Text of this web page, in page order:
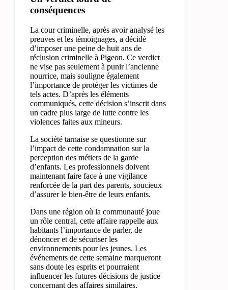
conséquences
La cour criminelle, après avoir analysé les
preuves et les témoignages, a décidé
d’imposer une peine de huit ans de
réclusion criminelle à Pigeon. Ce verdict
ne vise pas seulement à punir l’ancienne
nourrice, mais souligne également
l’importance de protéger les victimes de
tels actes. D’après les éléments
communiqués, cette décision s’inscrit dans
un cadre plus large de lutte contre les
violences faites aux mineurs.
La société tarnaise se questionne sur
l’impact de cette condamnation sur la
perception des métiers de la garde
d’enfants. Les professionnels doivent
maintenant faire face à une vigilance
renforcée de la part des parents, soucieux
d’assurer le bien-être de leurs enfants.
Dans une région où la communauté joue
un rôle central, cette affaire rappelle aux
habitants l’importance de parler, de
dénoncer et de sécuriser les
environnements pour les jeunes. Les
événements de cette semaine marqueront
sans doute les esprits et pourraient
influencer les futures décisions de justice
concernant des affaires similaires.